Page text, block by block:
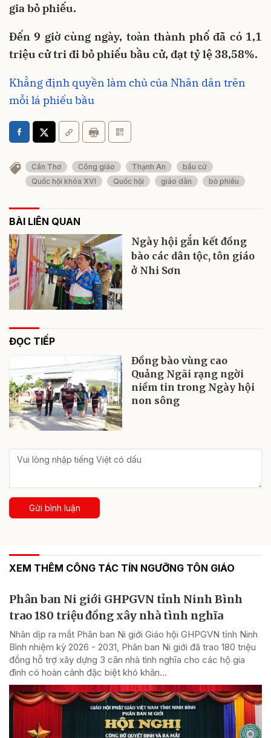
gia bỏ phiếu.
Đến 9 giờ cùng ngày, toàn thành phố đã có 1,1
triệu cử tri đi bỏ phiếu bầu cử, đạt tỷ lệ 38,58%.
Khẳng định quyền làm chủ của Nhân dân trên
mỗi lá phiếu bầu
Cần Thơ Công giáo Thạnh An
bầu cử
Quốc hội khóa XVI
Quốc hội giáo dân bỏ phiếu
BÀI LIÊN QUAN
Ngày hội gắn kết đồng
bào các dân tộc, tôn giáo
ở Nhi Sơn
ĐỌC TIẾP
Đồng bào vùng cao
Quảng Ngãi rạng ngời
niềm tin trong Ngày hội
non sông
Gửi bình luận
XEM THÊM CÔNG TÁC TÍN NGƯỠNG TÔN GIÁO
Phân ban Ni giới GHPGVN tỉnh Ninh Bình
trao 180 triệu đồng xây nhà tình nghĩa
Nhân dịp ra mắt Phân ban Ni giới Giáo hội GHPGVN tỉnh Ninh
Bình nhiệm kỳ 2026 - 2031, Phân ban Ni giới đã trao 180 triệu
đồng hỗ trợ xây dựng 3 căn nhà tình nghĩa cho các hộ gia
đình có hoàn cảnh đặc biệt khó khăn...